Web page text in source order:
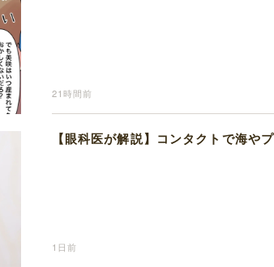
21時間前
【眼科医が解説】コンタクトで海や
1日前